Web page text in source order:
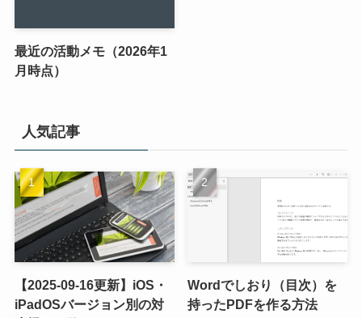
最近の活動メモ（2026年1
月時点）
人気記事
【2025-09-16更新】iOS・
iPadOSバージョン別の対
Wordでしおり（目次）を
持ったPDFを作る方法